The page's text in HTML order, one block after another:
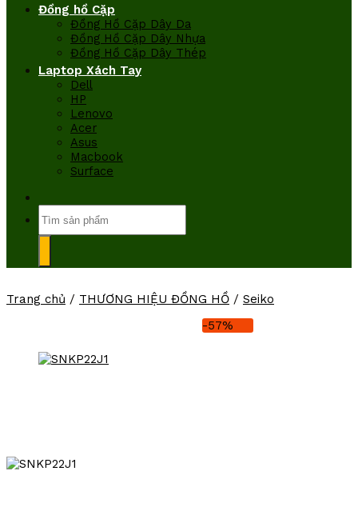
Đồng hồ Cặp
Đồng Hồ Cặp Dây Da
Đồng Hồ Cặp Dây Nhựa
Đồng Hồ Cặp Dây Thép
Laptop Xách Tay
Dell
HP
Lenovo
Acer
Asus
Macbook
Surface
kiếm:
Trang chủ / THƯƠNG HIỆU ĐỒNG HỒ / Seiko
-57%